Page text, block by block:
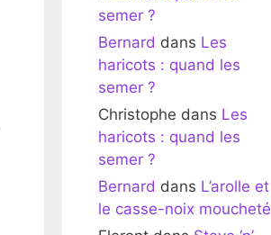
semer ?
Bernard dans Les
haricots : quand les
semer ?
Christophe dans Les
haricots : quand les
semer ?
Bernard dans L’arolle et
le casse-noix moucheté